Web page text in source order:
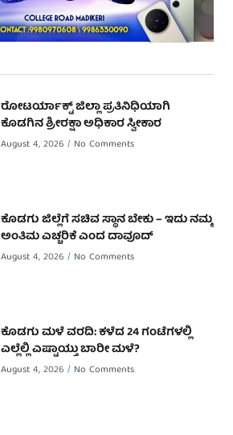
ರೋಟರ್ಯಾಕ್ಟ್ ಜಿಲ್ಲಾ ಪ್ರತಿನಿಧಿಯಾಗಿ
ಕೊಡಗಿನ ಶ್ರೀರಕ್ಷಾ ಅಧಿಕಾರ ಸ್ವೀಕಾರ
August 4, 2026 No Comments
ಕೊಡಗು ಜಿಲ್ಲೆಗೆ ಸಚಿವ ಸ್ಥಾನ ಬೇಕು – ಇದು ನಮ್ಮ
ಅಂತಿಮ ಎಚ್ಚರಿಕೆ ಎಂದ ದಾವೂದ್ ‌
August 4, 2026 No Comments
ಕೊಡಗು ಮಳೆ ವರದಿ: ಕಳೆದ 24 ಗಂಟೆಗಳಲ್ಲಿ
ಎಲ್ಲೆಲ್ಲಿ ಎಷ್ಟಾಯ್ತು ಬಾರೀ ಮಳೆ?
August 4, 2026 No Comments